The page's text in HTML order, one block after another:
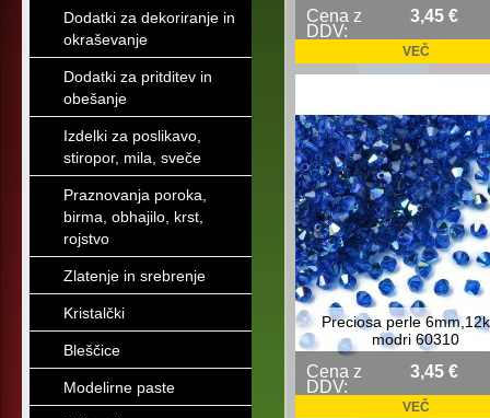
Dodatki za dekoriranje in
okraševanje
Dodatki za pritditev in
obešanje
Izdelki za poslikavo,
stiropor, mila, sveče
Praznovanja poroka,
birma, obhajilo, krst,
rojstvo
Zlatenje in srebrenje
Kristalčki
Bleščice
Modelirne paste
Cena z
DDV:
3,45 €
VEČ
Preciosa perle
modri 60310
Cena z
DDV:
3,45 €
VEČ